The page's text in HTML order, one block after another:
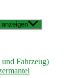
anzeigen
Fahrzeug)